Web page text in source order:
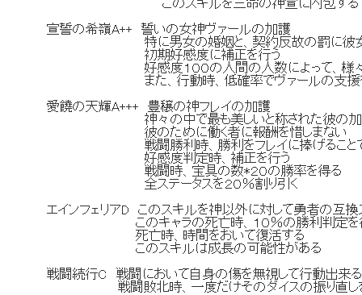
このスキルを三命の神宣に内包する
宣誓の希嶺A++ 誓いの女神ヴァールの加護
特に男女の婚姻と、契約反故の罰に彼女
初期好感度に補正を行う
好感度１００の人間の人数によって、様々な
また、行動時、低確率でヴァールの支援
愛饒の天輝A+++ 豊穣の神フレイの加護
神々の中で最も美しいと称された彼の加護
彼のために働く者に報酬を惜しまない
戦闘勝利時、勝利をフレイに捧げることで
好感度判定時、補正を行う
戦闘時、宝具の数*２０の勝率を得る
全ステータスを２０％割り引く
エインフェリアD このスキルを神以外に対して勇者の互換
このキャラの死亡時、１０％の勝利判定を
死亡時、時間をおいて復活する
このスキルは成長の可能性がある
戦闘続行C 戦闘において自身の傷を無視して行動出来
戦闘敗北時、一度だけそのダイスの振り直し